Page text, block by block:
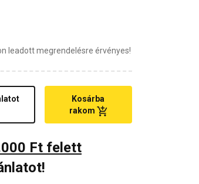
leadott megrendelésre érvényes!
Kosárba
rakom
Ft felett